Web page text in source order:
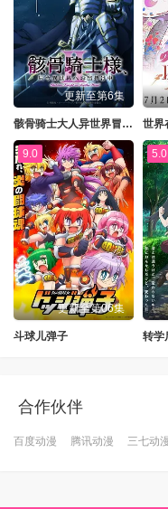
更新至第6集
骸骨骑士大人异世界冒险中Ⅱ 世界
9.0
更新至第06集
斗球儿弹子
5.0
合作伙伴
百度动漫 腾讯动漫 三七动